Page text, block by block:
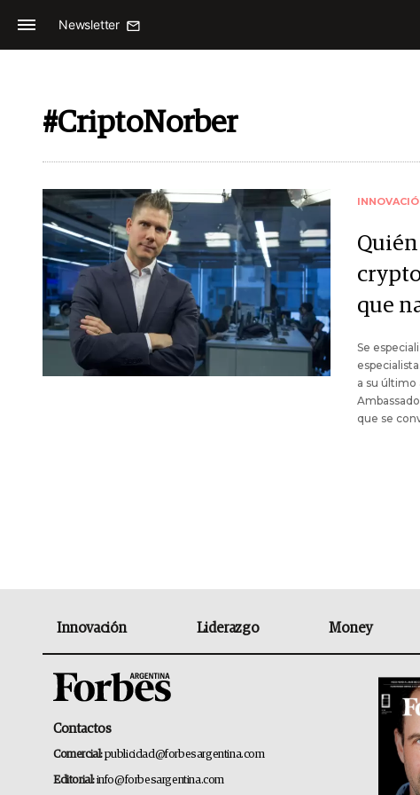
Newsletter
#CriptoNorber
que
Se
a su último
que se
Innovación Liderazgo Money
Contactos
Comercial:publicidad@forbesargentina.com
Editorial:info@forbesargentina.com